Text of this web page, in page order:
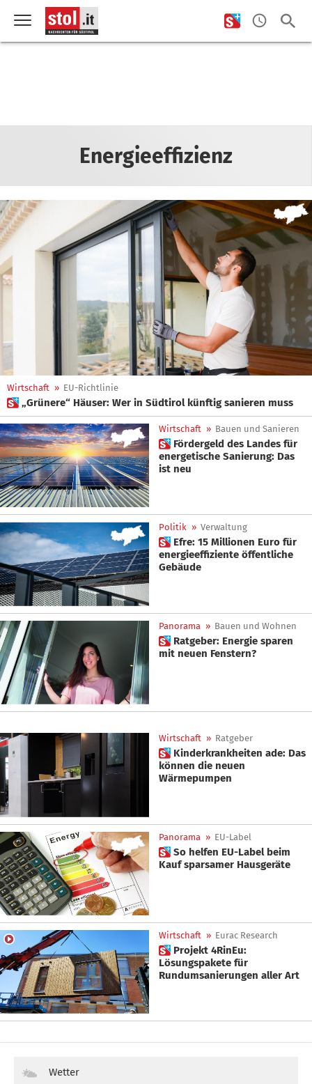
Energieeffizienz
Wirtschaft » EU-Richtlinie
 „Grünere“ Häuser: Wer in Südtirol künftig sanieren muss
Wirtschaft » Bauen und Sanieren
 Fördergeld des Landes für
energetische Sanierung: Das
ist neu
Politik » Verwaltung
 Efre: 15 Millionen Euro für
energieeffiziente öffentliche
Gebäude
Panorama » Bauen und Wohnen
 Ratgeber: Energie sparen
mit neuen Fenstern?
Wirtschaft » Ratgeber
 Kinderkrankheiten ade: Das
können die neuen
Wärmepumpen
Panorama » EU-Label
 So helfen EU-Label beim
Kauf sparsamer Hausgeräte
Wirtschaft » Eurac Research
 Projekt 4RinEu:
Lösungspakete für
Rundumsanierungen aller Art
Wetter